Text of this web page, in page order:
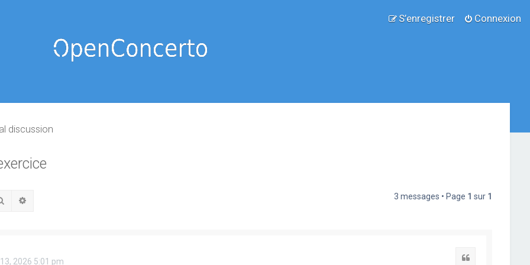
Connexion
S’enregistrer
discussion
Rechercher 3 messages • Page 1 sur 1
2026 5:01 pm